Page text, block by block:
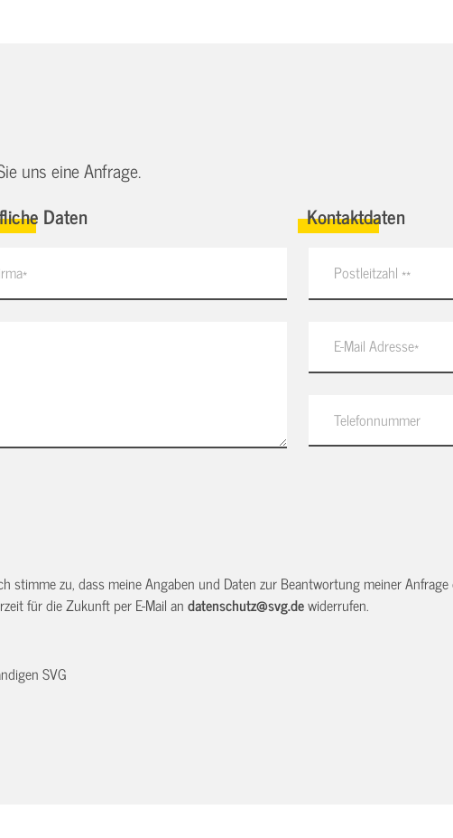
uns eine Anfrage.
Daten Kontaktdaten
stimme zu, dass meine Angaben und Daten zur Beantwortung meiner
für die Zukunft per E-Mail andatenschutz@svg.dewiderrufen.
SVG